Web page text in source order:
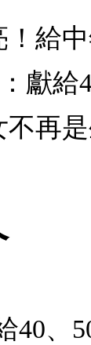
！給
獻給
再是
40、